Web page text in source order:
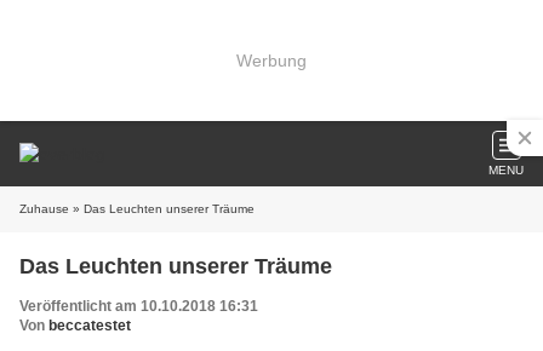
Werbung
MENU
Zuhause » Das Leuchten unserer Träume
Das Leuchten unserer Träume
Veröffentlicht am 10.10.2018 16:31
Von beccatestet